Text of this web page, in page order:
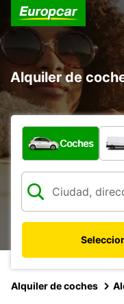
Alquiler de
¿Qué tipo de
Coches
Alquiler de coches